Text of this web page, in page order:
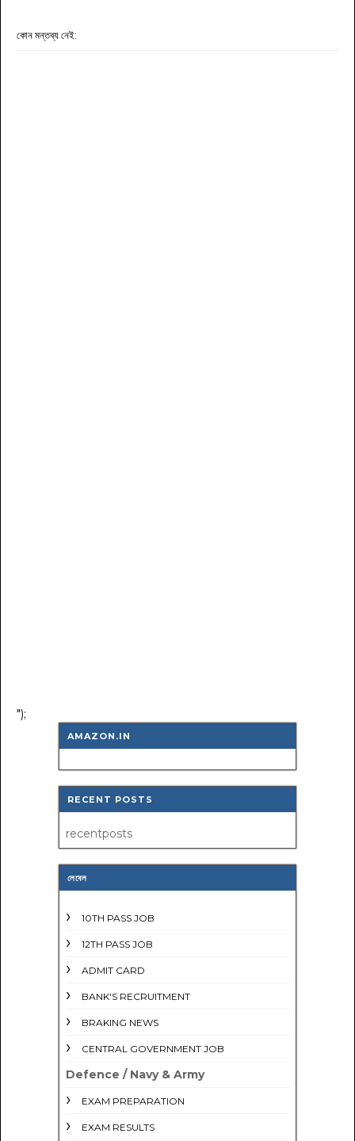
কোন মন্তব্য নেই:
");
AMAZON.IN
RECENT POSTS
recentposts
লেবেল
10TH PASS JOB
12TH PASS JOB
ADMIT CARD
BANK'S RECRUITMENT
BRAKING NEWS
CENTRAL GOVERNMENT JOB
Defence / Navy & Army
EXAM PREPARATION
EXAM RESULTS